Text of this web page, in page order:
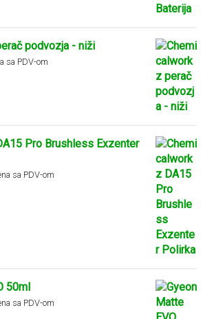
podvozja - niži
sa PDV-om
Pro Brushless Exzenter
sa PDV-om
50ml
sa PDV-om